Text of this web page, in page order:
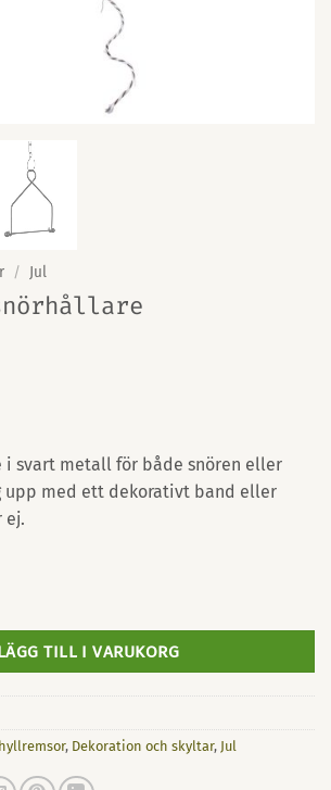
/ Jul
i svart metall för både snören eller
med ett dekorativt band eller
ej.
mängd
TILL I VARUKORG
, Dekoration och skyltar, Jul